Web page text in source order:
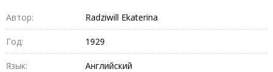
Автор: Radziwill Ekaterina
Год: 1929
Язык: Английский